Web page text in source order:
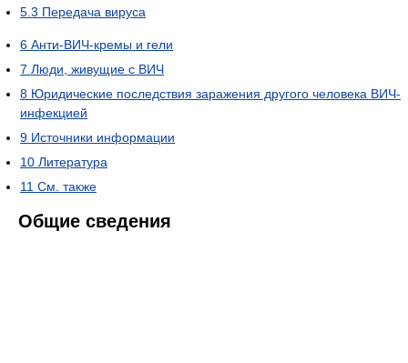
5.3 Передача вируса
6 Анти-ВИЧ-кремы и гели
7 Люди, живущие с ВИЧ
8 Юридические последствия заражения другого человека ВИЧ-
инфекцией
9 Источники информации
10 Литература
11 См. также
Общие сведения